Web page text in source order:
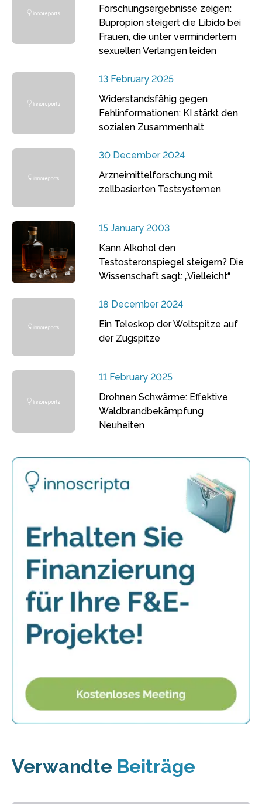
Forschungsergebnisse zeigen:
Bupropion steigert die Libido bei
Frauen, die unter vermindertem
sexuellen Verlangen leiden
13 February 2025
Widerstandsfähig gegen
Fehlinformationen: KI stärkt den
sozialen Zusammenhalt
30 December 2024
Arzneimittelforschung mit
zellbasierten Testsystemen
15 January 2003
Kann Alkohol den
Testosteronspiegel steigern? Die
Wissenschaft sagt: „Vielleicht“
18 December 2024
Ein Teleskop der Weltspitze auf
der Zugspitze
11 February 2025
Drohnen Schwärme: Effektive
Waldbrandbekämpfung
Neuheiten
Verwandte Beiträge